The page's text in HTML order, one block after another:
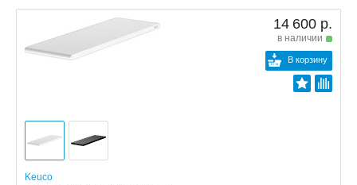
14 600 р.
в наличии
В корзину
Keuco